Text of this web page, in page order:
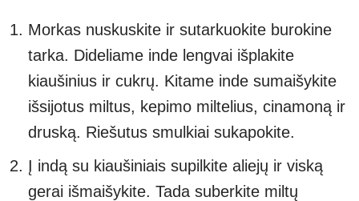
Morkas nuskuskite ir sutarkuokite burokine
tarka. Dideliame inde lengvai išplakite
kiaušinius ir cukrų. Kitame inde sumaišykite
išsijotus miltus, kepimo miltelius, cinamoną ir
druską. Riešutus smulkiai sukapokite.
Į indą su kiaušiniais supilkite aliejų ir viską
gerai išmaišykite. Tada suberkite miltų